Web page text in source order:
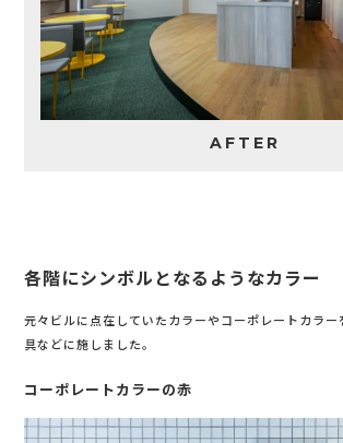
AFTER
各階にシンボルとなるようなカラー
元々ビルに点在していたカラーやコーポレートカラ
具などに施しました。
コーポレートカラーの赤